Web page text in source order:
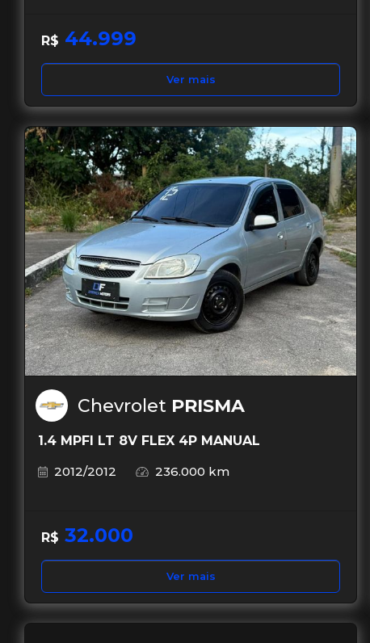
R$ 44.999
Ver mais
Chevrolet PRISMA
1.4 MPFI LT 8V FLEX 4P MANUAL
2012/2012
236.000 km
R$ 32.000
Ver mais